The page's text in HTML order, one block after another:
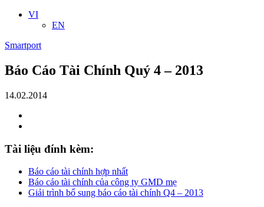
VI
EN
Smartport
Báo Cáo Tài Chính Quý 4 – 2013
14.02.2014
Tài liệu đính kèm:
Báo cáo tài chính hợp nhất
Báo cáo tài chính của công ty GMD mẹ
Giải trình bổ sung báo cáo tài chính Q4 – 2013